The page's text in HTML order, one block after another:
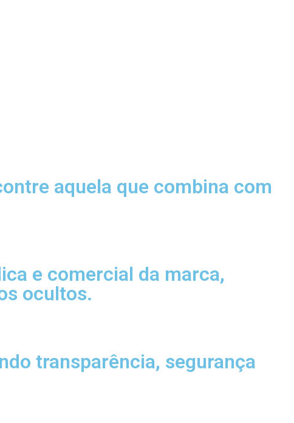
aquela que combina com
e comercial da marca,
ocultos.
transparência, segurança